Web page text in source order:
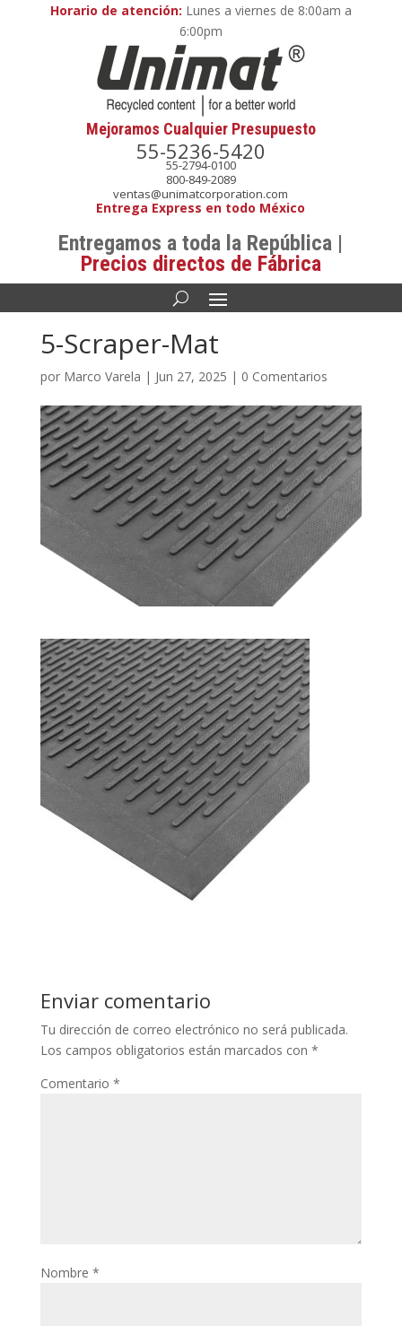
Horario de atención: Lunes a viernes de 8:00am a
6:00pm
Mejoramos Cualquier Presupuesto
55-5236-5420
55-2794-0100
800-849-2089
ventas@unimatcorporation.com
Entrega Express en todo México
Entregamos a toda la República |
Precios directos de Fábrica
5-Scraper-Mat
por Marco Varela | Jun 27, 2025 | 0 Comentarios
Enviar comentario
Tu dirección de correo electrónico no será publicada.
Los campos obligatorios están marcados con *
Comentario *
Nombre *